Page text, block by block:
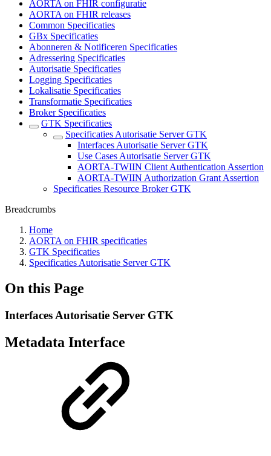
AORTA on FHIR configuratie
AORTA on FHIR releases
Common Specificaties
GBx Specificaties
Abonneren & Notificeren Specificaties
Adressering Specificaties
Autorisatie Specificaties
Logging Specificaties
Lokalisatie Specificaties
Transformatie Specificaties
Broker Specificaties
GTK Specificaties
Specificaties Autorisatie Server GTK
Interfaces Autorisatie Server GTK
Use Cases Autorisatie Server GTK
AORTA-TWIIN Client Authentication Assertion
AORTA-TWIIN Authorization Grant Assertion
Specificaties Resource Broker GTK
Breadcrumbs
Home
AORTA on FHIR specificaties
GTK Specificaties
Specificaties Autorisatie Server GTK
On this Page
Interfaces Autorisatie Server GTK
Metadata Interface